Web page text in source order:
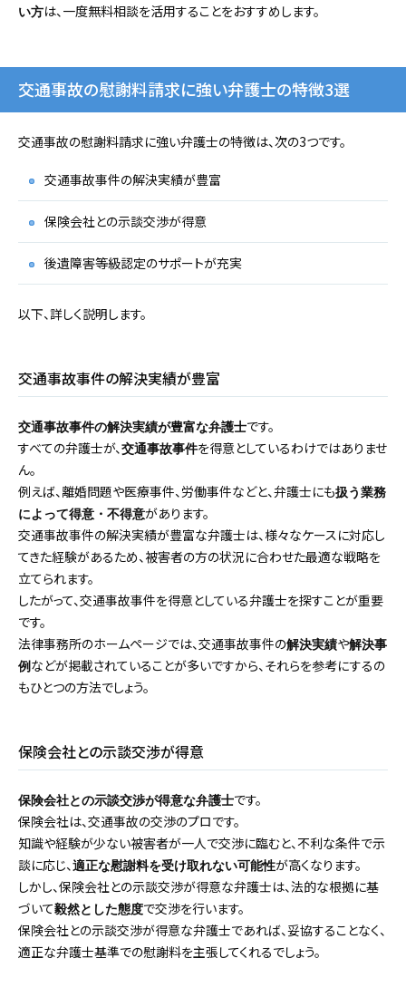
い方は、一度無料相談を活用することをおすすめします。
交通事故の慰謝料請求に強い弁護士の特徴3選
交通事故の慰謝料請求に強い弁護士の特徴は、次の3つです。
交通事故事件の解決実績が豊富
保険会社との示談交渉が得意
後遺障害等級認定のサポートが充実
以下、詳しく説明します。
交通事故事件の解決実績が豊富
交通事故事件の解決実績が豊富な弁護士です。
すべての弁護士が、 交通事故事件を得意としているわけではありませ
ん。
例えば、離婚問題や医療事件、労働事件などと、弁護士にも扱う業務
によって得意・不得意があります。
交通事故事件の解決実績が豊富な弁護士は、様々なケースに対応し
てきた経験があるため、被害者の方の状況に合わせた最適な戦略を
立てられます。
したがって、交通事故事件を得意としている弁護士を探すことが重要
です。
法律事務所のホームページでは、交通事故事件の解決実績や解決事
例 などが掲載されていることが多いですから、それらを参考にするの
もひとつの方法でしょう。
保険会社との示談交渉が得意
保険会社との示談交渉が得意な弁護士です。
保険会社は、交通事故の交渉のプロです。
知識や経験が少ない被害者が一人で交渉に臨むと、不利な条件で示
談に応じ、 適正な慰謝料を受け取れない可能性が高くなります。
しかし、保険会社との示談交渉が得意な弁護士は、法的な根拠に基
づいて毅然とした態度で交渉を行います。
保険会社との示談交渉が得意な弁護士であれば、妥協することなく、
適正な弁護士基準での慰謝料を主張してくれるでしょう。